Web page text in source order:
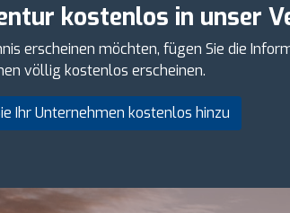
kostenlos in unser
erscheinen möchten, fügen Sie die
völlig kostenlos erscheinen.
Ihr Unternehmen kostenlos hinzu